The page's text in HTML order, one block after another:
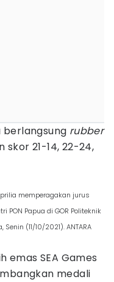
berlangsung rubber
skor 21-14, 22-24,
memperagakan jurus
PON Papua di GOR Politeknik
(11/10/2021). ANTARA
emas SEA Games
medali